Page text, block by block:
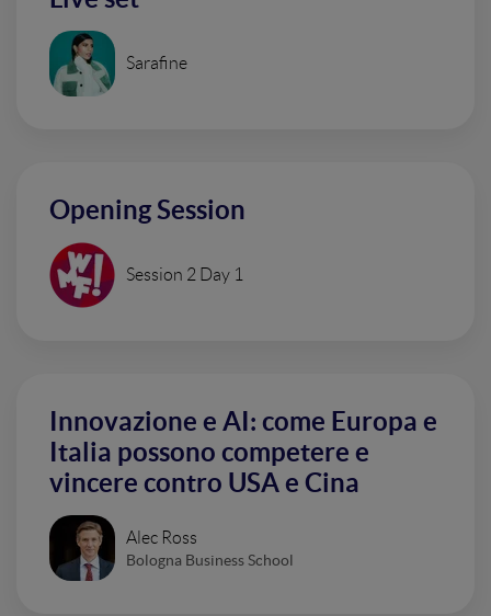
Sarafine
Opening Session
Session 2 Day 1
Innovazione e AI: come Europa e
Italia possono competere e
vincere contro USA e Cina
Alec Ross
Bologna Business School